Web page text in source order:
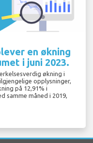
en økning
i juni 2023.
økning i
opplysninger,
på 12,91% i
samme måned i 2019,